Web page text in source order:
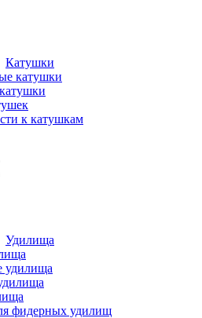
Катушки
катушки
к катушкам
Удилища
удилища
фидерных удилищ